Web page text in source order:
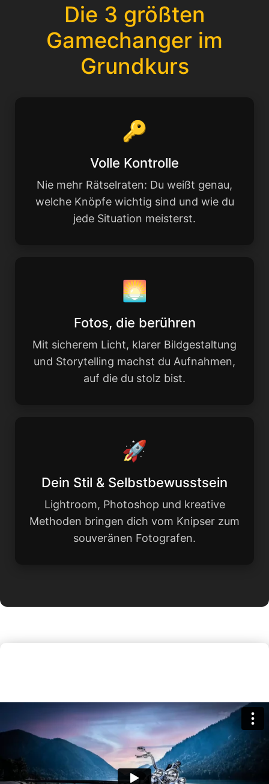
Die 3 größten
Gamechanger im
Grundkurs
🔑
Volle Kontrolle
Nie mehr Rätselraten: Du weißt genau,
welche Knöpfe wichtig sind und wie du
jede Situation meisterst.
🌅
Fotos, die berühren
Mit sicherem Licht, klarer Bildgestaltung
und Storytelling machst du Aufnahmen,
auf die du stolz bist.
🚀
Dein Stil & Selbstbewusstsein
Lightroom, Photoshop und kreative
Methoden bringen dich vom Knipser zum
souveränen Fotografen.